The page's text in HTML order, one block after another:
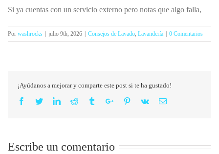
Si ya cuentas con un servicio externo pero notas que algo falla,
Por washrocks julio 9th, 2026 Consejos de Lavado, Lavandería 0 Comentarios
¡Ayúdanos a mejorar y comparte este post si te ha gustado!
Facebook
TwitterLinkedinReddit TumblrGoogle+Pinterest
Vk Email
Escribe un comentario